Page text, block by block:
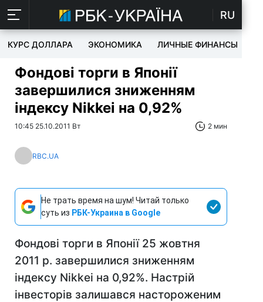
RU
КУРС ДОЛЛАРА ЭКОНОМИКА ЛИЧНЫЕ ФИНАНСЫ
Фондові торги в Японії
завершилися зниженням
індексу Nikkei на 0,92%
10:45 25.10.2011 Вт 2 мин
RBC.UA
Не трать время на шум! Читай только
суть из РБК-Украина в Google
Фондові торги в Японії 25 жовтня
2011 р. завершилися зниженням
індексу Nikkei на 0,92%. Настрій
інвесторів залишався настороженим